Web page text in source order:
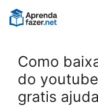
Pular
para
Como
do
gratis ajuda